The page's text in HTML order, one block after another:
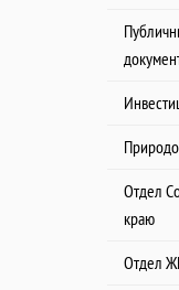
Отдел
краю
Отдел